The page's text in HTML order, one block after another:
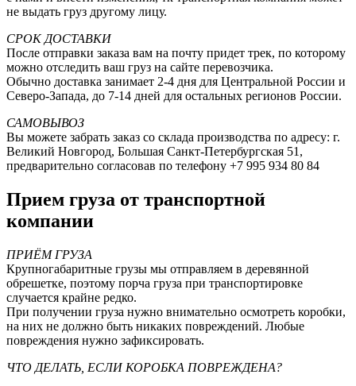
не выдать груз другому лицу.
СРОК ДОСТАВКИ
После отправки заказа вам на почту придет трек, по которому
можно отследить ваш груз на сайте перевозчика.
Обычно доставка занимает 2-4 дня для Центральной России и
Северо-Запада, до 7-14 дней для остальных регионов России.
САМОВЫВОЗ
Вы можете забрать заказ со склада производства по адресу: г.
Великий Новгород, Большая Санкт-Петербургская 51,
предварительно согласовав по телефону +7 995 934 80 84
Прием груза от транспортной
компании
ПРИЁМ ГРУЗА
Крупногабаритные грузы мы отправляем в деревянной
обрешетке, поэтому порча груза при транспортировке
случается крайне редко.
При получении груза нужно внимательно осмотреть коробки,
на них не должно быть никаких повреждений. Любые
повреждения нужно зафиксировать.
ЧТО ДЕЛАТЬ, ЕСЛИ КОРОБКА ПОВРЕЖДЕНА?